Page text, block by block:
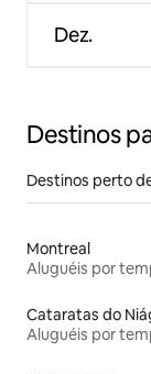
Dez.
Destinos
Destinos perto
Montreal
Aluguéis por
Cataratas do
Aluguéis por